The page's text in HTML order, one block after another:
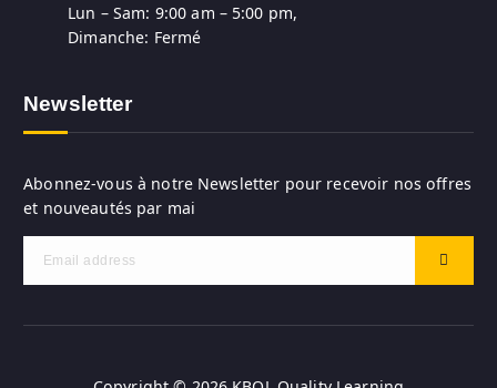
Lun – Sam: 9:00 am – 5:00 pm,
Dimanche: Fermé
Newsletter
Abonnez-vous à notre Newsletter pour recevoir nos offres
et nouveautés par mai